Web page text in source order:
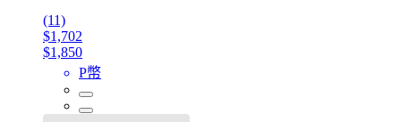
(11)
$1,702
$1,850
P幣